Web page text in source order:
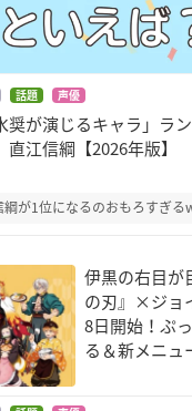
話題 声優
奨が演じるキャラ」ラ
江信綱【2026年版】
綱が1位になるのおもろすぎる
伊黒の右目が
の刃』×ジョ
8日開始！ぷ
る＆新メニュ